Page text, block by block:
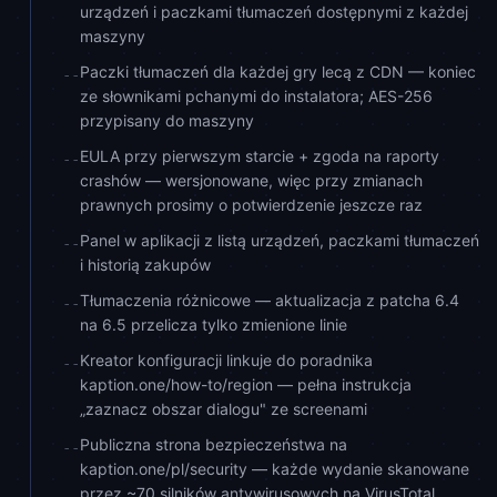
urządzeń i paczkami tłumaczeń dostępnymi z każdej
maszyny
--Paczki tłumaczeń dla każdej gry lecą z CDN — koniec
ze słownikami pchanymi do instalatora; AES-256
przypisany do maszyny
--EULA przy pierwszym starcie + zgoda na raporty
crashów — wersjonowane, więc przy zmianach
prawnych prosimy o potwierdzenie jeszcze raz
--Panel w aplikacji z listą urządzeń, paczkami tłumaczeń
i historią zakupów
--Tłumaczenia różnicowe — aktualizacja z patcha 6.4
na 6.5 przelicza tylko zmienione linie
--Kreator konfiguracji linkuje do poradnika
kaption.one/how-to/region — pełna instrukcja
„zaznacz obszar dialogu" ze screenami
--Publiczna strona bezpieczeństwa na
kaption.one/pl/security — każde wydanie skanowane
przez ~70 silników antywirusowych na VirusTotal,